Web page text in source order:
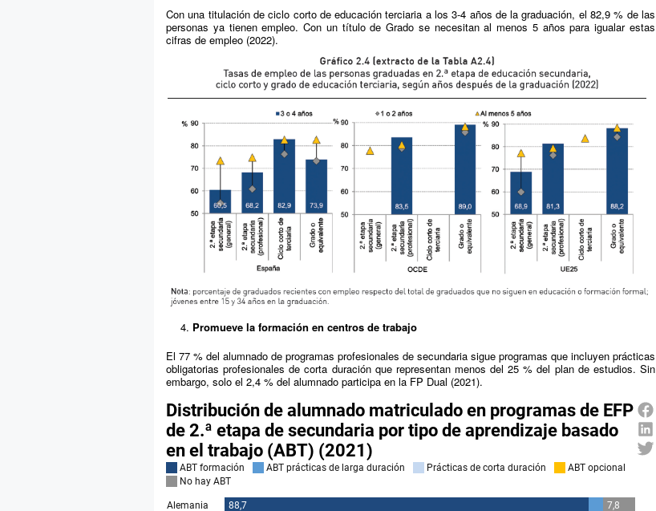
Con una titulación de ciclo corto de educación terciaria a los 3-4 años de la graduación, el 82,9 % de las
personas ya tienen empleo. Con un título de Grado se necesitan al menos 5 años para igualar estas
cifras de empleo (2022).
Promueve la formación en centros de trabajo
El 77 % del alumnado de programas profesionales de secundaria sigue programas que incluyen prácticas
obligatorias profesionales de corta duración que representan menos del 25 % del plan de estudios. Sin
embargo, solo el 2,4 % del alumnado participa en la FP Dual (2021).